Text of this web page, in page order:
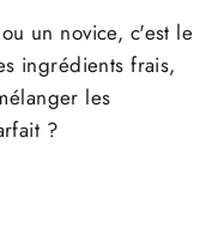
un novice, c'est le
ingrédients frais,
les
?